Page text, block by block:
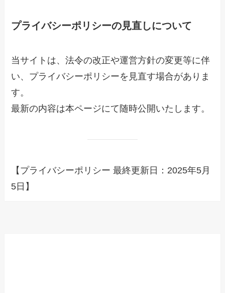
プライバシーポリシーの見直しについて
当サイトは、法令の改正や運営方針の変更等に伴
い、プライバシーポリシーを見直す場合がありま
す。
最新の内容は本ページにて随時公開いたします。
【プライバシーポリシー 最終更新日：2025年5月
5日】